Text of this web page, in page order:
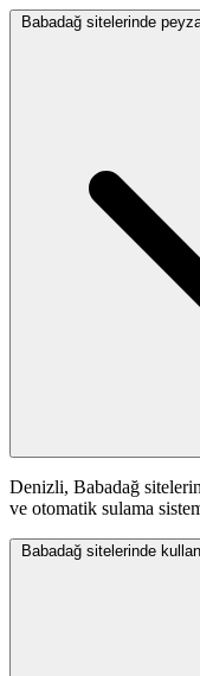
Babadağ sitelerinde
Denizli, Babadağ
ve otomatik sulama
Babadağ sitelerinde